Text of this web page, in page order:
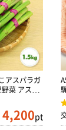
アスパラガ
4,200pt